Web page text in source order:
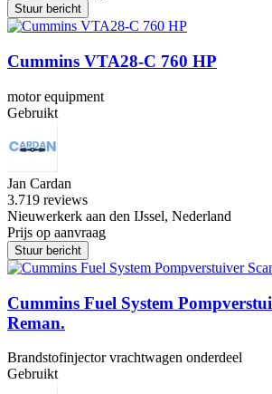
Stuur bericht
Cummins VTA28-C 760 HP
motor equipment
Gebruikt
Jan Cardan
3.719 reviews
Nieuwerkerk aan den IJssel, Nederland
Prijs op aanvraag
Stuur bericht
Cummins Fuel System
Reman.
Brandstofinjector vrachtwagen onderdeel
Gebruikt